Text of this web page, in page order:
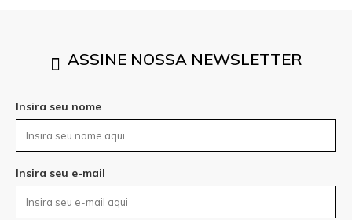
ASSINE NOSSA NEWSLETTER
Insira seu nome
Insira seu e-mail